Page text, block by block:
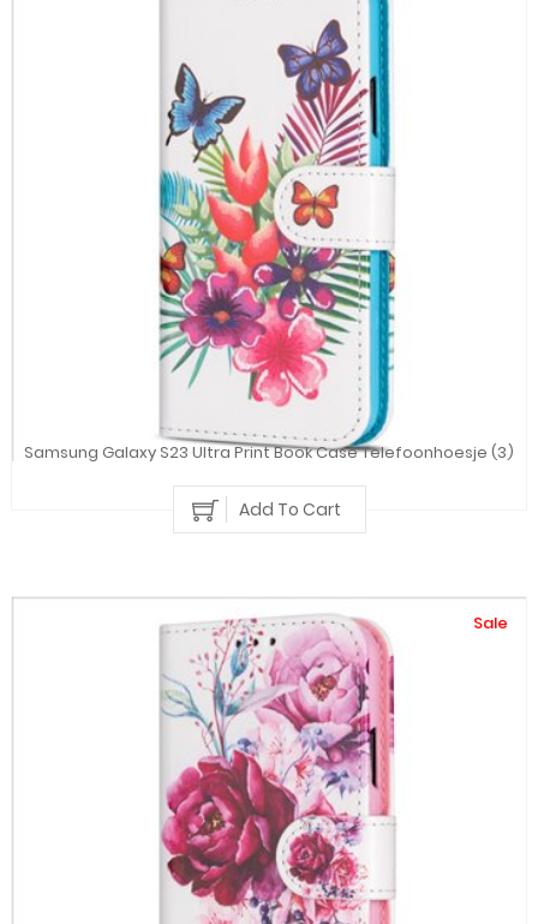
Samsung Galaxy S23 Ultra Print Book Case Telefoonhoesje (3)
Add To Cart
Sale